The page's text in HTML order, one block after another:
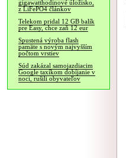
gigawatthodinové úložisko,
z LiFePO4 článkov
Telekom pridal 12 GB balík
pre Easy, chce zaň 12 eur
Spustená výroba flash
pamäte s novým najvyšším
počtom vrstiev
Súd zakázal samojazdiacim
Google taxíkom dobíjanie v
noci, rušili obyvateľov